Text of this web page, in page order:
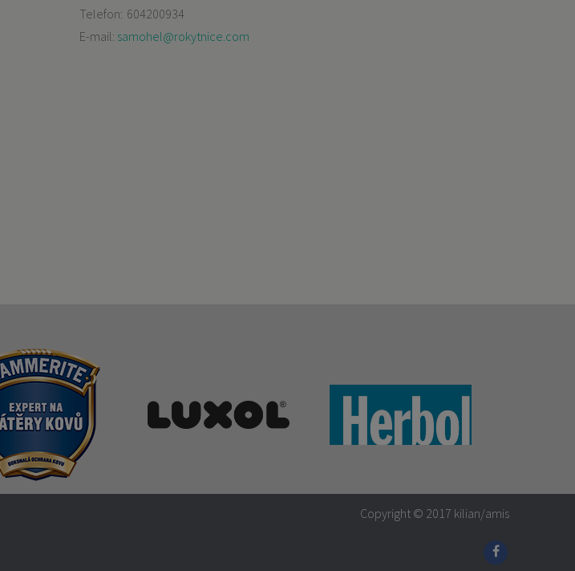
Telefon: 604200934
E-mail: samohel@rokytnice.com
Copyright © 2017 kilian/amis